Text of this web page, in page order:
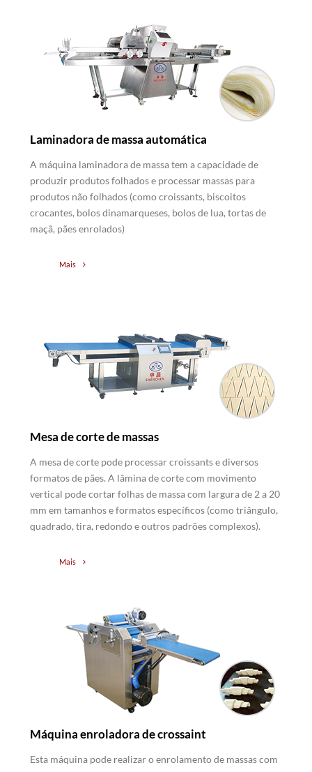
Laminadora de massa automática
A máquina laminadora de massa tem a capacidade de
produzir produtos folhados e processar massas para
produtos não folhados (como croissants, biscoitos
crocantes, bolos dinamarqueses, bolos de lua, tortas de
maçã, pães enrolados)
Mais
Mesa de corte de massas
A mesa de corte pode processar croissants e diversos
formatos de pães. A lâmina de corte com movimento
vertical pode cortar folhas de massa com largura de 2 a 20
mm em tamanhos e formatos específicos (como triângulo,
quadrado, tira, redondo e outros padrões complexos).
Mais
Máquina enroladora de crossaint
Esta máquina pode realizar o enrolamento de massas com